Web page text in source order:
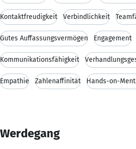
Kontaktfreudigkeit Verbindlichkeit
Gutes Auffassungsvermögen Engagement
Kommunikationsfähigkeit
Empathie Zahlenaffinität Hands-on-
Werdegang